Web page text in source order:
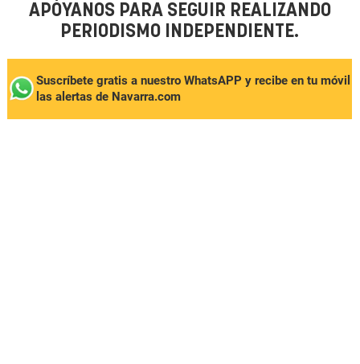
APÓYANOS PARA SEGUIR REALIZANDO
PERIODISMO INDEPENDIENTE.
Suscríbete gratis a nuestro WhatsAPP y recibe en tu móvil
las alertas de Navarra.com